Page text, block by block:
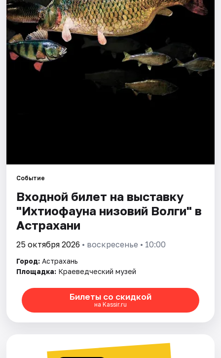
Города
Площадки
Артисты
Событие
Входной билет на выставку
"Ихтиофауна низовий Волги" в
Астрахани
25 октября 2026 • воскресенье • 10:00
Город: Астрахань
Площадка: Краеведческий музей
Билеты со скидкой
на Kassir.ru